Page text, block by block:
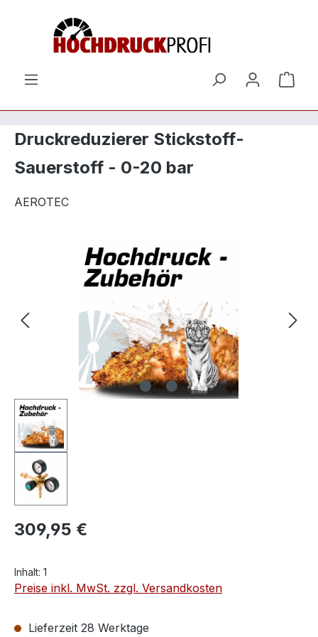
Zum Hauptinhalt springen
Druckreduzierer Stickstoff-
Sauerstoff - 0-20 bar
AEROTEC
Bildergalerie überspringen
309,95 €
Inhalt: 1
Preise inkl. MwSt. zzgl. Versandkosten
Lieferzeit 28 Werktage